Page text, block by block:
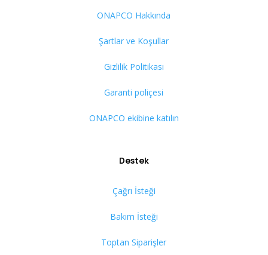
ONAPCO Hakkında
Şartlar ve Koşullar
Gizlilik Politikası
Garanti poliçesi
ONAPCO ekibine katılın
Destek
Çağrı İsteği
Bakım İsteği
Toptan Siparişler